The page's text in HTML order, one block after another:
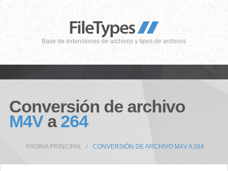
Base de extensiones de archivos y tipos de archivos
Conversión de archivo
M4Va 264
PÁGINA PRINCIPAL CONVERSIÓN DE ARCHIVO M4V A 264